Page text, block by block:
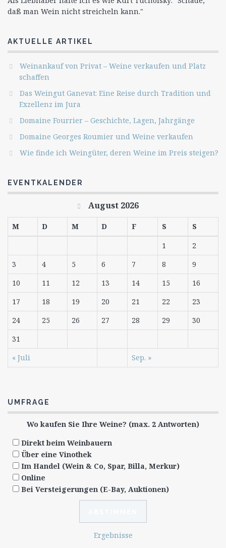
daß man Wein nicht streicheln kann."
AKTUELLE ARTIKEL
Weinankauf von Privat – Weine verkaufen und Platz
schaffen
Das Weingut Ganevat: Eine Reise durch Tradition und
Exzellenz im Jura
Domaine Fourrier – Geschichte, Lagen, Jahrgänge
Domaine Georges Roumier und Weine verkaufen
Wie finde ich Weingüter, deren Weine im Preis steigen?
EVENTKALENDER
August 2026
M D M D F S
S
1
2
3
4 5 6 7 8
9
10
11 12 13 14 15
16
17
18 19 20 21 22
23
24
25 26 27 28 29
30
31
« Juli
Sep. »
UMFRAGE
Wo kaufen Sie Ihre Weine? (max. 2 Antworten)
Direkt beim Weinbauern
Über eine Vinothek
Im Handel (Wein & Co, Spar, Billa, Merkur)
Online
Bei Versteigerungen (E-Bay, Auktionen)
Ergebnisse